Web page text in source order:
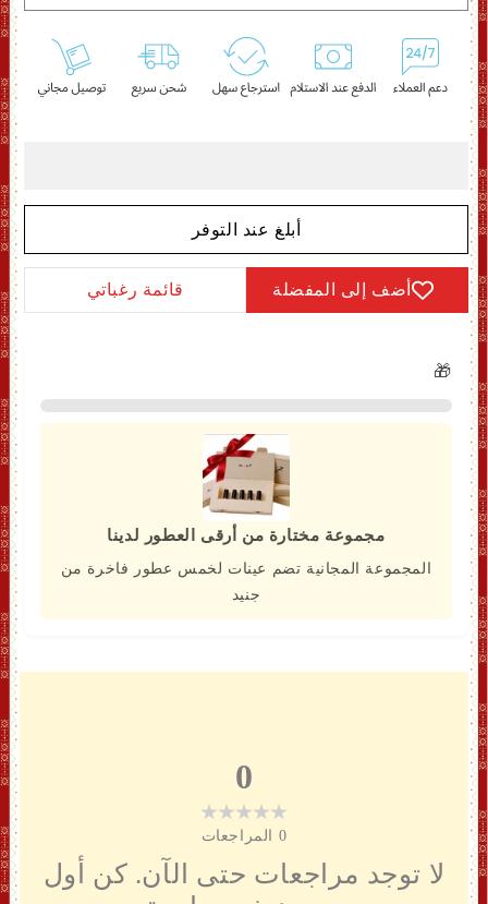
هندي
ملكي
-
11.7
هندي
-
11.7
أبلغ عند التوفر
أضف إلى المفضلة قائمة رغباتي
🎁
مجموعة مختارة من أرقى العطور لدينا
المجموعة المجانية تضم عينات لخمس عطور فاخرة من
جنيد
0
0 المراجعات
لا توجد مراجعات حتى الآن. كن أول